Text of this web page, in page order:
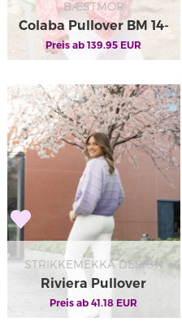
BÆSTMOR
Colaba Pullover BM 14-
03
Preis ab 139.95 EUR
STRIKKEMEKKA DESIGN
Riviera Pullover
Preis ab 41.18 EUR